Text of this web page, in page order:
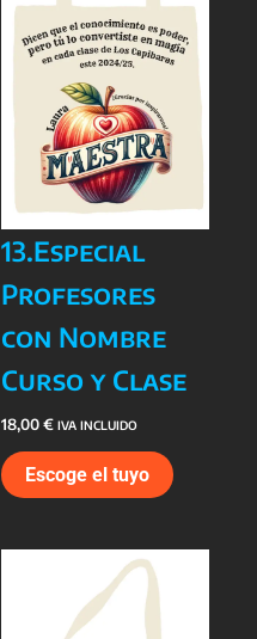
13.Especial
Profesores
con Nombre
Curso y Clase
18,00€ IVA INCLUIDO
Escoge el tuyo